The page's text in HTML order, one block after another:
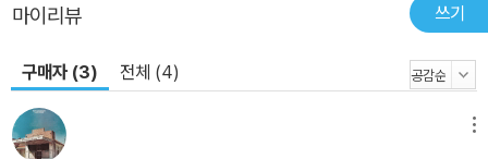
마이리뷰 쓰기
구매자 (3) 전체 (4)